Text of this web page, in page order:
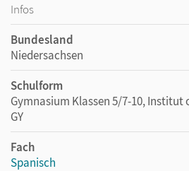
Infos
Bundesland
Niedersachsen
Schulform
Gymnasium Klassen 5/7-10, Institut
GY
Fach
Spanisch